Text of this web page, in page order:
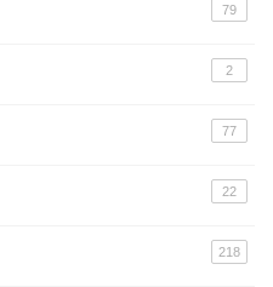
79
2
77
22
218